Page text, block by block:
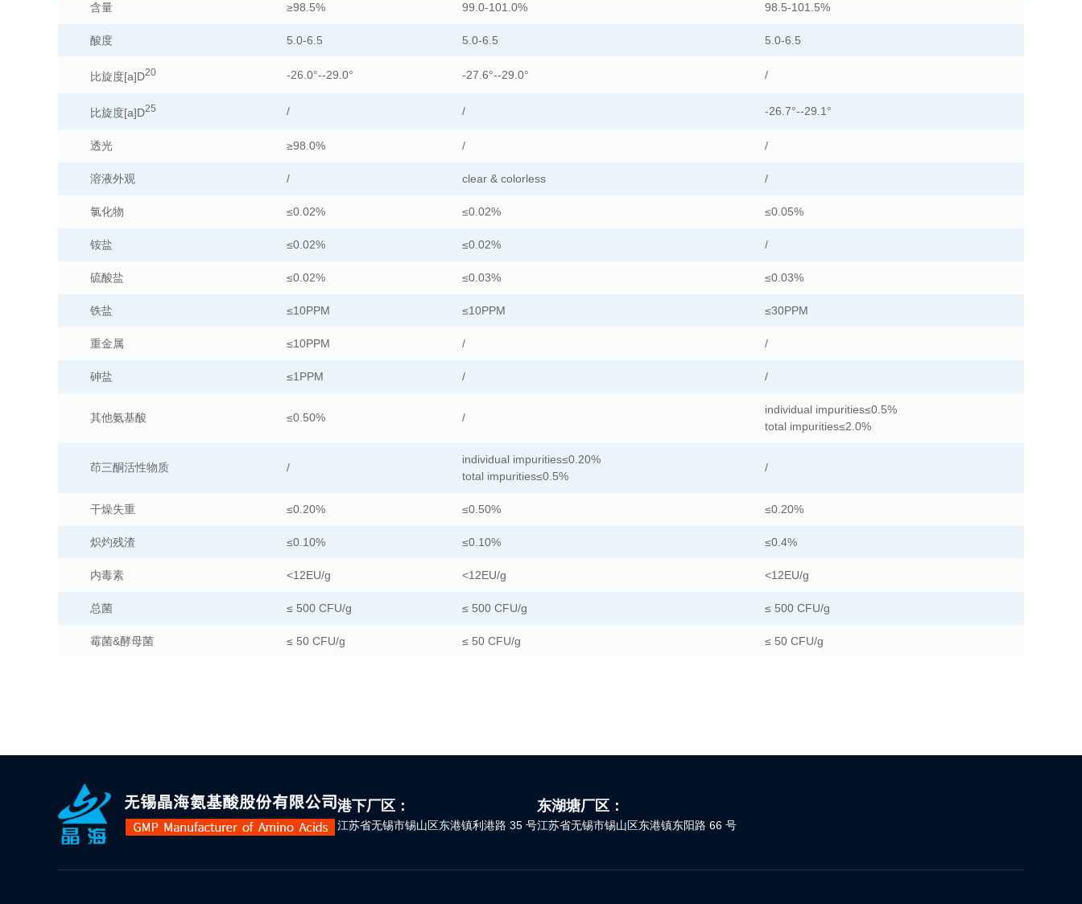
含量 ≥98.5% 99.0-101.0% 98.5-101.5%
酸度 5.0-6.5 5.0-6.5 5.0-6.5
比旋度[a]D20 -26.0°--29.0° -27.6°--29.0° /
比旋度[a]D25 / / -26.7°--29.1°
透光 ≥98.0% / /
溶液外观 / clear & colorless /
氯化物 ≤0.02% ≤0.02% ≤0.05%
铵盐 ≤0.02% ≤0.02% /
硫酸盐 ≤0.02% ≤0.03% ≤0.03%
铁盐 ≤10PPM ≤10PPM ≤30PPM
重金属 ≤10PPM / /
砷盐 ≤1PPM / /
其他氨基酸 ≤0.50% /
individual impurities≤0.5%
total impurities≤2.0%
茚三酮活性物质 /
individual impurities≤0.20%
total impurities≤0.5%
/
干燥失重 ≤0.20% ≤0.50% ≤0.20%
炽灼残渣 ≤0.10% ≤0.10% ≤0.4%
内毒素 <12EU/g <12EU/g <12EU/g
总菌 ≤ 500 CFU/g ≤ 500 CFU/g ≤ 500 CFU/g
霉菌&酵母菌 ≤ 50 CFU/g ≤ 50 CFU/g ≤ 50 CFU/g
港下厂区：
江苏省无锡市锡山区东港镇利港路 35 号
东湖塘厂区：
江苏省无锡市锡山区东港镇东阳路 66 号